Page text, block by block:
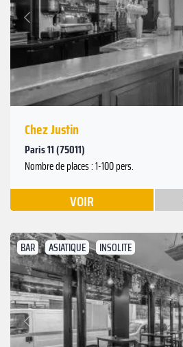
Précédent
Chez Justin
Paris 11 (75011)
Nombre de places : 1-100 pers.
VOIR
BAR ASIATIQUE INSOLITE
Précédent